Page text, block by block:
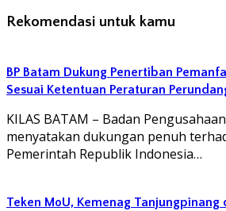
Rekomendasi untuk kamu
BP Batam Dukung Penertiban
Sesuai Ketentuan Peraturan
KILAS BATAM – Badan
menyatakan dukungan penuh
Pemerintah Republik Indonesia…
Teken MoU, Kemenag Tanjungpinang